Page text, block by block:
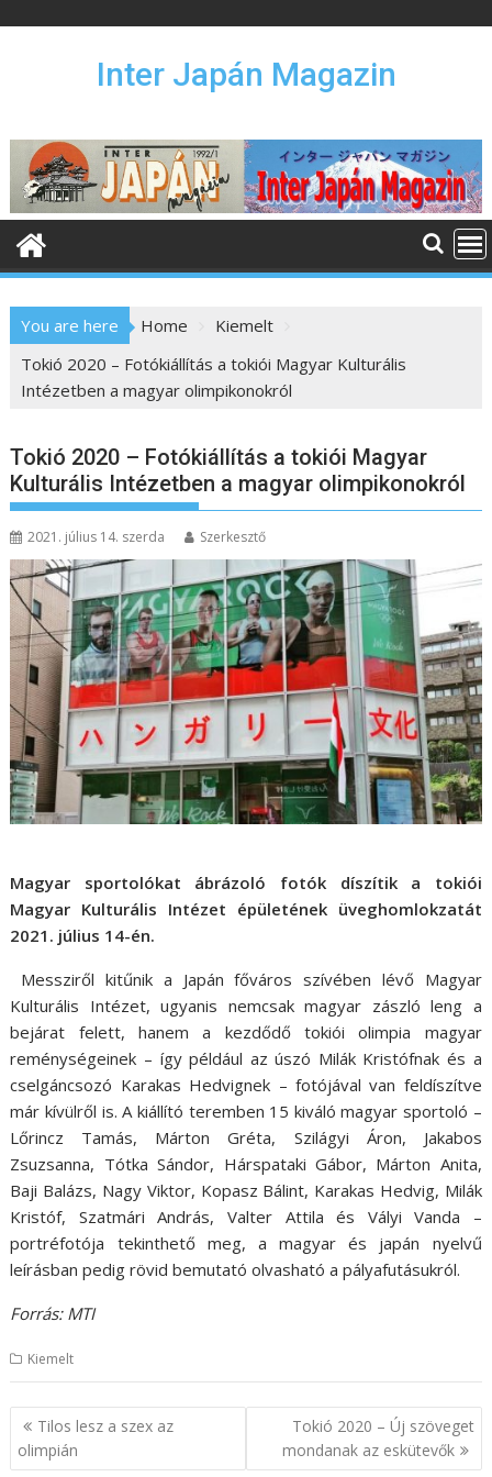
n
e
Inter Japán Magazin
You are here Home
Kiemelt
Tokió 2020 – Fotókiállítás a tokiói Magyar Kulturális
Intézetben a magyar olimpikonokról
Tokió 2020 – Fotókiállítás a tokiói Magyar
Kulturális Intézetben a magyar olimpikonokról
2021. július 14. szerda Szerkesztő
Magyar sportolókat ábrázoló fotók díszítik a tokiói
Magyar Kulturális Intézet épületének üveghomlokzatát
2021. július 14-én.
Messziről kitűnik a Japán főváros szívében lévő Magyar
Kulturális Intézet, ugyanis nemcsak magyar zászló leng a
bejárat felett, hanem a kezdődő tokiói olimpia magyar
reménységeinek – így például az úszó Milák Kristófnak és a
cselgáncsozó Karakas Hedvignek – fotójával van feldíszítve
már kívülről is. A kiállító teremben 15 kiváló magyar sportoló –
Lőrincz Tamás, Márton Gréta, Szilágyi Áron, Jakabos
Zsuzsanna, Tótka Sándor, Hárspataki Gábor, Márton Anita,
Baji Balázs, Nagy Viktor, Kopasz Bálint, Karakas Hedvig, Milák
Kristóf, Szatmári András, Valter Attila és Vályi Vanda –
portréfotója tekinthető meg, a magyar és japán nyelvű
leírásban pedig rövid bemutató olvasható a pályafutásukról.
Forrás: MTI
Kiemelt
B
e
Tilos lesz a szex az
olimpián
Tokió 2020 – Új szöveget
mondanak az eskütevők